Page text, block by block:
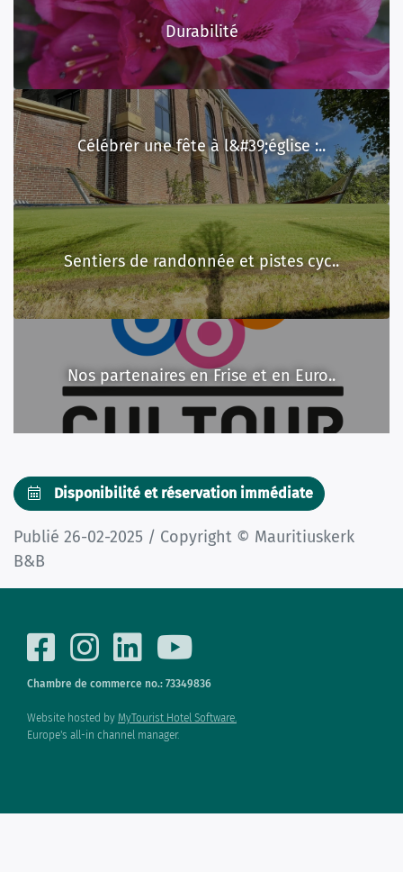
Sentiers de randonnée et pistes cyc..
Nos partenaires en Frise et en Euro..
Célébrer une fête à l&#39;église :..
Durabilité
Disponibilité et réservation immédiate
Publié 26-02-2025 / Copyright © Mauritiuskerk
B&B
Chambre de commerce no.: 73349836
Website hosted by MyTourist Hotel Software.
Europe's all-in channel manager.